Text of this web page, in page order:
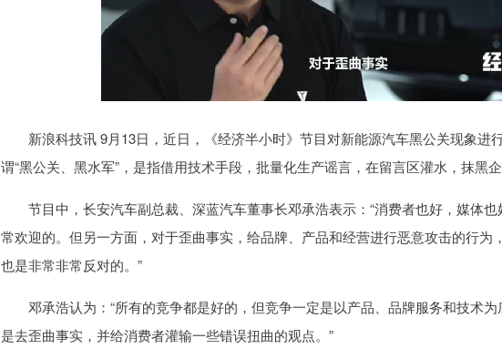
新浪科技讯 9月13日，近日，《经济半小时》节目对新能源汽车黑公关现象进
谓“黑公关、黑水军”，是指借用技术手段，批量化生产谣言，在留言区灌水，抹黑企
节目中，长安汽车副总裁、深蓝汽车董事长邓承浩表示：“消费者也好，媒体也
常欢迎的。但另一方面，对于歪曲事实，给品牌、产品和经营进行恶意攻击的行为
也是非常非常反对的。”
邓承浩认为：“所有的竞争都是好的，但竞争一定是以产品、品牌服务和技术为
是去歪曲事实，并给消费者灌输一些错误扭曲的观点。”